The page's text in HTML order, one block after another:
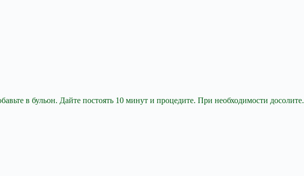
в бульон. Дайте постоять 10 минут и процедите. При необходимости досолите.